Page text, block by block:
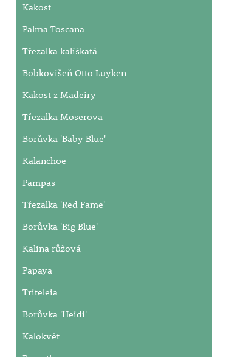
Kakost
Palma Toscana
Třezalka kalíškatá
Bobkovišeň Otto Luyken
Kakost z Madeiry
Třezalka Moserova
Borůvka 'Baby Blue'
Kalanchoe
Pampas
Třezalka 'Red Fame'
Borůvka 'Big Blue'
Kalina růžová
Papaya
Triteleia
Borůvka 'Heidi'
Kalokvět